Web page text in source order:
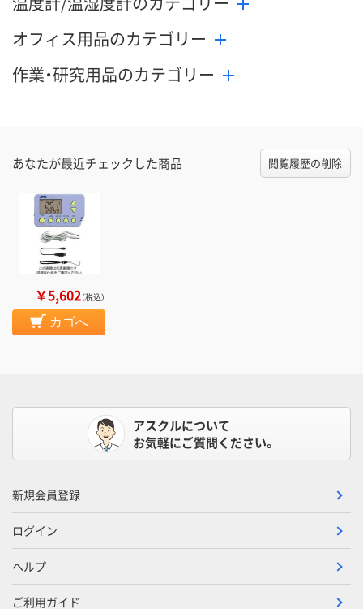
オフィス用品のカテゴリー
作業・研究用品のカテゴリー
あなたが最近チェックした商品 閲覧履歴の削除
￥5,602（税込）
カゴへ
アスクルについて
お気軽にご質問ください。
新規会員登録
ログイン
ヘルプ
ご利用ガイド